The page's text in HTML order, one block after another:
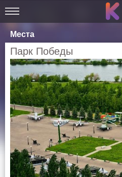
Места
Парк Победы